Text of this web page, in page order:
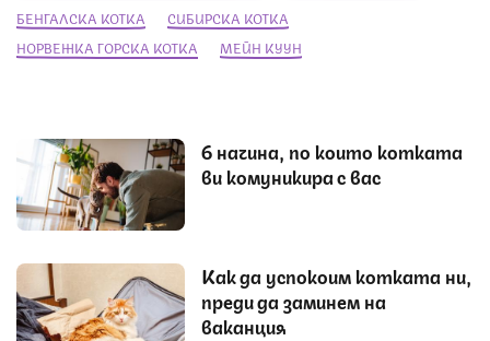
БЕНГАЛСКА КОТКА
СИБИРСКА КОТКА
НОРВЕЖКА ГОРСКА КОТКА
МЕЙН КУУН
6 начина, по които котката
ви комуникира с вас
Как да успокоим котката ни,
преди да заминем на
ваканция